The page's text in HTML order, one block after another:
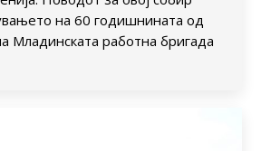
на 60 годишнината од
Младинската работна бригада